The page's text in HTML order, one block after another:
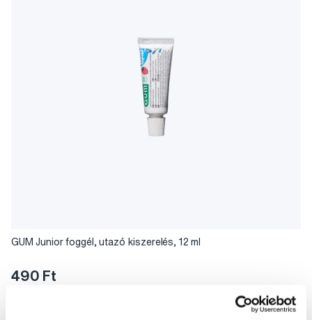
GUM Junior foggél, utazó kiszerelés, 12 ml
490 Ft